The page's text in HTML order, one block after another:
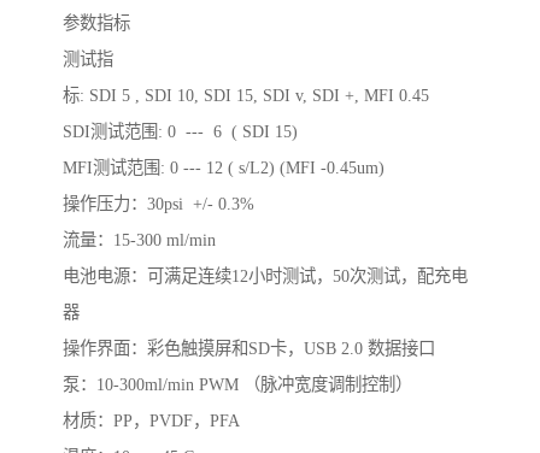
参数指标
测试指
标: SDI 5 , SDI 10, SDI 15, SDI v, SDI +, MFI 0.45
SDI测试范围: 0 --- 6 ( SDI 15)
MFI测试范围: 0 --- 12 ( s/L2) (MFI -0.45um)
操作压力：30psi +/- 0.3%
流量：15-300 ml/min
电池电源：可满足连续12小时测试，50次测试，配充电
器
操作界面：彩色触摸屏和SD卡，USB 2.0 数据接口
泵：10-300ml/min PWM （脉冲宽度调制控制）
材质：PP，PVDF，PFA